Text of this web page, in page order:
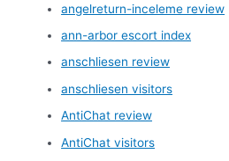
angelreturn-inceleme review
ann-arbor escort index
anschliesen review
anschliesen visitors
AntiChat review
AntiChat visitors